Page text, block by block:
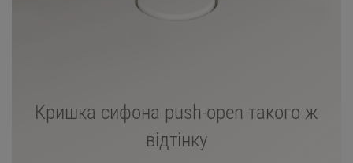
Кришка сифона push-open такого ж
відтінку